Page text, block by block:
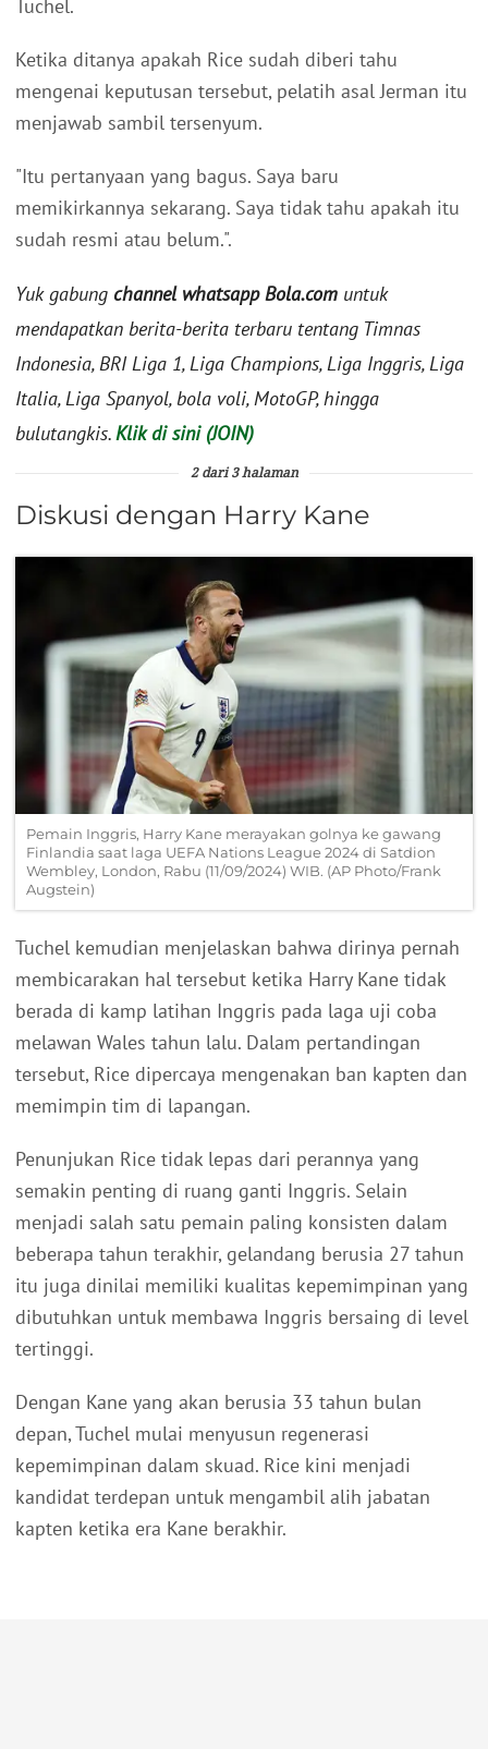
Tuchel.
Ketika ditanya apakah Rice sudah diberi tahu
mengenai keputusan tersebut, pelatih asal Jerman itu
menjawab sambil tersenyum.
"Itu pertanyaan yang bagus. Saya baru
memikirkannya sekarang. Saya tidak tahu apakah itu
sudah resmi atau belum.".
Yuk gabung channel whatsapp Bola.com untuk
mendapatkan berita-berita terbaru tentang Timnas
Indonesia, BRI Liga 1, Liga Champions, Liga Inggris, Liga
Italia, Liga Spanyol, bola voli, MotoGP, hingga
bulutangkis.Klik di sini (JOIN)
2 dari 3 halaman
Diskusi dengan Harry Kane
Pemain Inggris, Harry Kane merayakan golnya ke gawang
Finlandia saat laga UEFA Nations League 2024 di Satdion
Wembley, London, Rabu (11/09/2024) WIB. (AP Photo/Frank
Augstein)
Tuchel kemudian menjelaskan bahwa dirinya pernah
membicarakan hal tersebut ketika Harry Kane tidak
berada di kamp latihan Inggris pada laga uji coba
melawan Wales tahun lalu. Dalam pertandingan
tersebut, Rice dipercaya mengenakan ban kapten dan
memimpin tim di lapangan.
Penunjukan Rice tidak lepas dari perannya yang
semakin penting di ruang ganti Inggris. Selain
menjadi salah satu pemain paling konsisten dalam
beberapa tahun terakhir, gelandang berusia 27 tahun
itu juga dinilai memiliki kualitas kepemimpinan yang
dibutuhkan untuk membawa Inggris bersaing di level
tertinggi.
Dengan Kane yang akan berusia 33 tahun bulan
depan, Tuchel mulai menyusun regenerasi
kepemimpinan dalam skuad. Rice kini menjadi
kandidat terdepan untuk mengambil alih jabatan
kapten ketika era Kane berakhir.